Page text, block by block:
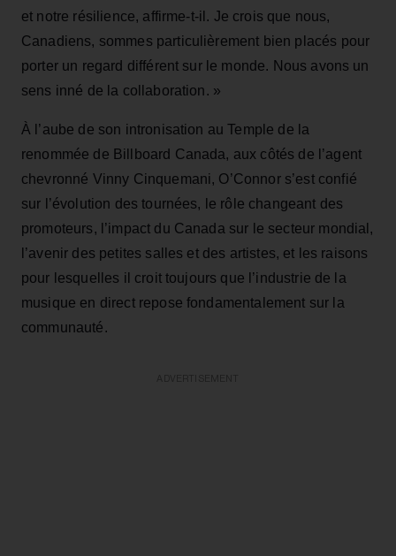
et notre résilience, affirme‑t‑il. Je crois que nous,
Canadiens, sommes particulièrement bien placés pour
porter un regard différent sur le monde. Nous avons un
sens inné de la collaboration. »
À l’aube de son intronisation au Temple de la
renommée de Billboard Canada, aux côtés de l’agent
chevronné Vinny Cinquemani, O’Connor s’est confié
sur l’évolution des tournées, le rôle changeant des
promoteurs, l’impact du Canada sur le secteur mondial,
l’avenir des petites salles et des artistes, et les raisons
pour lesquelles il croit toujours que l’industrie de la
musique en direct repose fondamentalement sur la
communauté.